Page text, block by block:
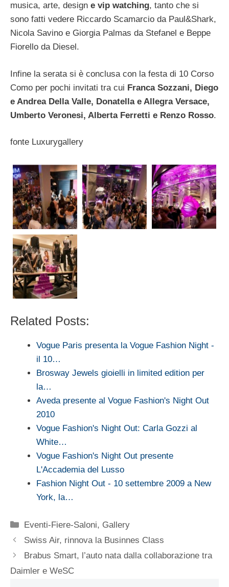
musica, arte, design e vip watching, tanto che si
sono fatti vedere Riccardo Scamarcio da Paul&Shark,
Nicola Savino e Giorgia Palmas da Stefanel e Beppe
Fiorello da Diesel.
Infine la serata si è conclusa con la festa di 10 Corso
Como per pochi invitati tra cui Franca Sozzani, Diego
e Andrea Della Valle, Donatella e Allegra Versace,
Umberto Veronesi, Alberta Ferretti e Renzo Rosso.
fonte Luxurygallery
Related Posts:
Vogue Paris presenta la Vogue Fashion Night -
il 10…
Brosway Jewels gioielli in limited edition per
la…
Aveda presente al Vogue Fashion's Night Out
2010
Vogue Fashion's Night Out: Carla Gozzi al
White…
Vogue Fashion's Night Out presente
L'Accademia del Lusso
Fashion Night Out - 10 settembre 2009 a New
York, la…
Categorie
Eventi-Fiere-Saloni, Gallery
Swiss Air, rinnova la Businnes Class
Brabus Smart, l’auto nata dalla collaborazione tra
Daimler e WeSC